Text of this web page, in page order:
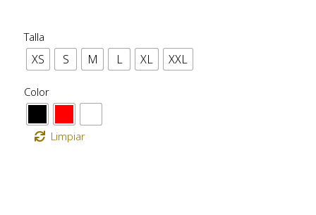
Talla
XS S M L XL XXL
Color
Limpiar